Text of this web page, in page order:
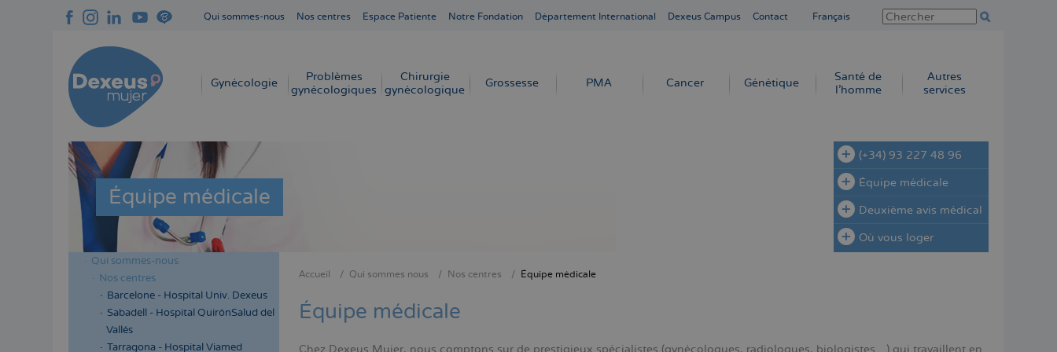
Qui sommes-nous Nos centres Espace Patiente Notre Fondation Département International Dexeus Campus Contact Français
Navegación
Gynécologie
Problèmes
gynécologiques
Chirurgie
gynécologique
Grossesse PMA Cancer Génétique
Santé de
l’homme
Autres
services
Équipe médicale
(+34) 93 227 48 96
Équipe médicale
Deuxième avis médical
Où vous loger
Menú
lateral
cabecera
Qui sommes-nous
Nos centres
Barcelone - Hospital Univ. Dexeus
Sabadell - Hospital QuirónSalud del
Vallés
Tarragona - Hospital Viamed
d'Ariane
Accueil Qui sommes nous Nos centres Équipe médicale
Équipe médicale
Chez Dexeus Mujer, nous comptons sur de prestigieux spécialistes (gynécologues, radiologues, biologistes…) qui travaillent en